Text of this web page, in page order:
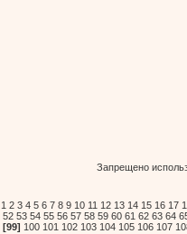
Запрещено
1 2 3 4 5 6 7 8 9 10 11 12 13 14 15 16 17
52 53 54 55 56 57 58 59 60 61 62 63 64
[99] 100 101 102 103 104 105 106 107